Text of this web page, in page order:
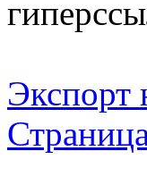
Экспорт